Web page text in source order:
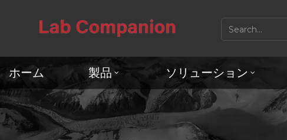
ホーム 製品 ソリューション